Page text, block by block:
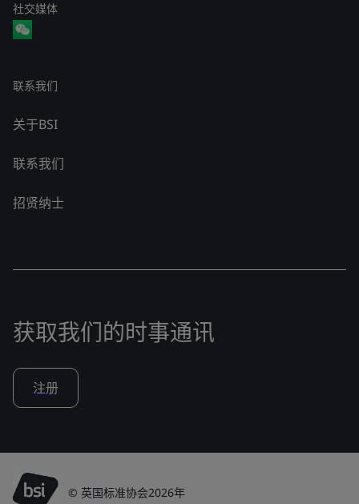
社交媒体
联系我们
关于BSI
联系我们
招贤纳士
获取我们的时事通讯
注册
© 英国标准协会2026年